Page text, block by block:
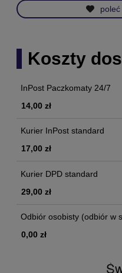
Koszty
Cena nie zawiera
InPost Paczkomaty 24/7
14,00 zł
Kurier InPost standard
17,00 zł
Kurier DPD standard
29,00 zł
Odbiór osobisty (odbiór w
0,00 zł